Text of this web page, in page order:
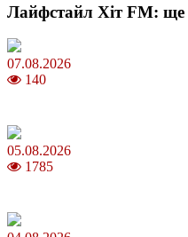
Лайфстайл Хіт FM: ще
07.08.2026
140
05.08.2026
1785